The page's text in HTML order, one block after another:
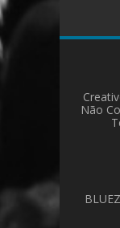
Não